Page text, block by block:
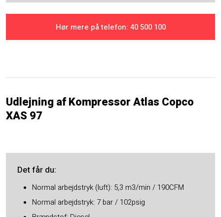
Hør mere på telefon: ​40 500 100
Udlejning af Kompressor Atlas Copco
XAS 97
Det får du​:
Normal arbejdstryk (luft): 5,3 m3/min / 190CFM
Normal arbejdstryk: 7 bar / 102psig